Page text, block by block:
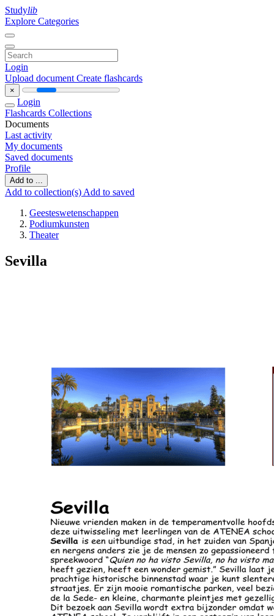
Studylib
Explore Categories
Login
Upload document Create flashcards
×
Login
Flashcards Collections
Documents
Last activity
My documents
Saved documents
Profile
Add to ...
Add to collection(s) Add to saved
Geesteswetenschappen
Podiumkunsten
Theater
Sevilla